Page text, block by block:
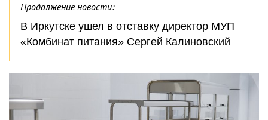
Продолжение новости:
В Иркутске ушел в отставку директор МУП
«Комбинат питания» Сергей Калиновский